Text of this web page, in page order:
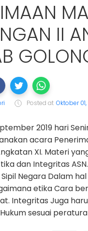
II
Posted at Oktober 01,
2019 hari
acara
XI. Materi
dan Integritas ASN.
Negara Dalam
etika Cara
Integritas Juga
sesuai